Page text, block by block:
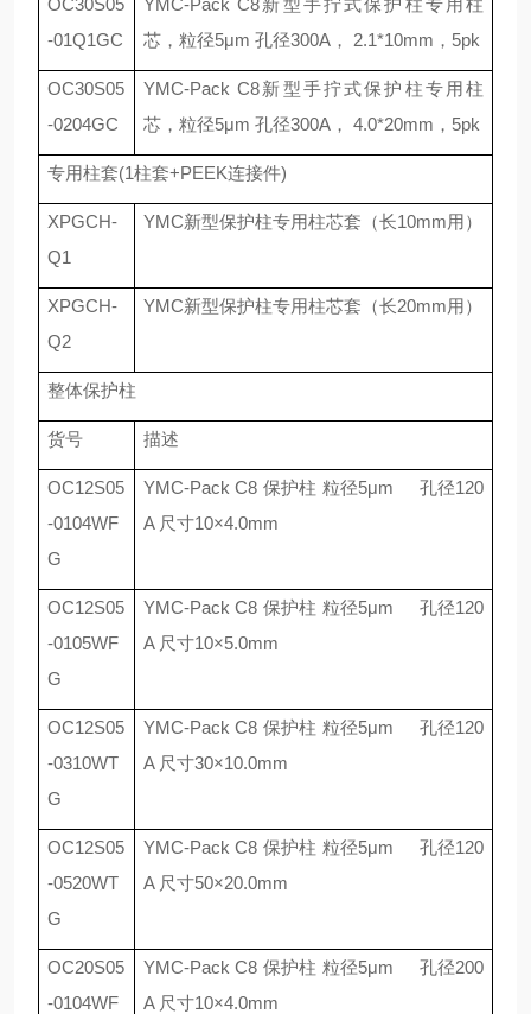
OC30S05
-01Q1GC
YMC-Pack C8新型手拧式保护柱专用柱
芯，粒径5μm 孔径300A ， 2.1*10mm ， 5pk
OC30S05
-0204GC
YMC-Pack C8新型手拧式保护柱专用柱
芯，粒径5μm 孔径300A ， 4.0*20mm ， 5pk
专用柱套(1柱套+PEEK连接件)
XPGCH-
Q1
YMC新型保护柱专用柱芯套（长10mm用）
XPGCH-
Q2
YMC新型保护柱专用柱芯套（长20mm用）
整体保护柱
货号 描述
OC12S05
-0104WF
G
YMC-Pack C8 保护柱 粒径5μm 孔径120
A 尺寸10×4.0mm
OC12S05
-0105WF
G
YMC-Pack C8 保护柱 粒径5μm 孔径120
A 尺寸10×5.0mm
OC12S05
-0310WT
G
YMC-Pack C8 保护柱 粒径5μm 孔径120
A 尺寸30×10.0mm
OC12S05
-0520WT
G
YMC-Pack C8 保护柱 粒径5μm 孔径120
A 尺寸50×20.0mm
OC20S05
-0104WF
YMC-Pack C8 保护柱 粒径5μm 孔径200
A 尺寸10×4.0mm